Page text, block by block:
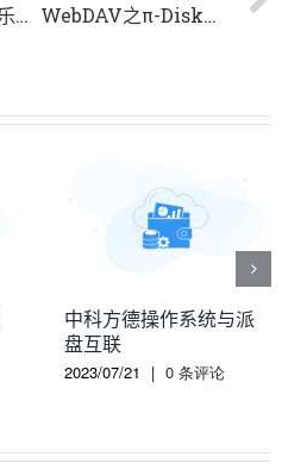
葫芦儿·派盘 + 可乐记 = 精致的多功能笔记
WebDAV之π-Disk派盘 + POJOBox
中科方德操作系统与派
盘互联
2023/07/21 | 0 条评论